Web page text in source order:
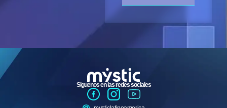
Siguenos en las redes sociales